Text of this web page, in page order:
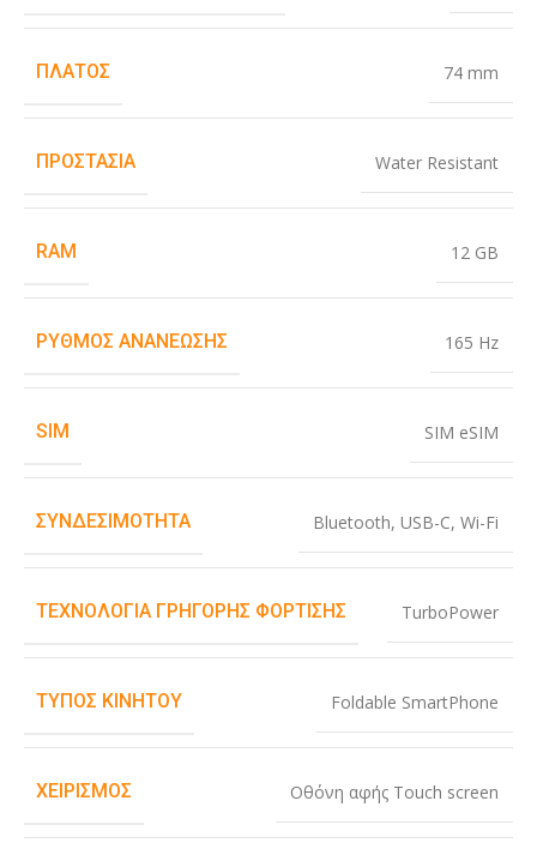
ΠΛΆΤΟΣ 74 mm
ΠΡΟΣΤΑΣΊΑ Water Resistant
RAM 12 GB
ΡΥΘΜΌΣ ΑΝΑΝΈΩΣΗΣ 165 Hz
SIM SIM eSIM
ΣΥΝΔΕΣΙΜΌΤΗΤΑ Bluetooth, USB-C, Wi-Fi
ΤΕΧΝΟΛΟΓΊΑ ΓΡΉΓΟΡΗΣ ΦΌΡΤΙΣΗΣ TurboPower
ΤΎΠΟΣ ΚΙΝΗΤΟΎ Foldable SmartPhone
ΧΕΙΡΙΣΜΌΣ Οθόνη αφής Touch screen